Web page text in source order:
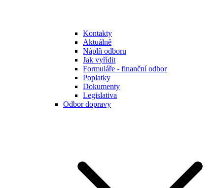
Kontakty
Aktuálně
Náplň odboru
Jak vyřídit
Formuláře - finanční odbor
Poplatky
Dokumenty
Legislativa
Odbor dopravy